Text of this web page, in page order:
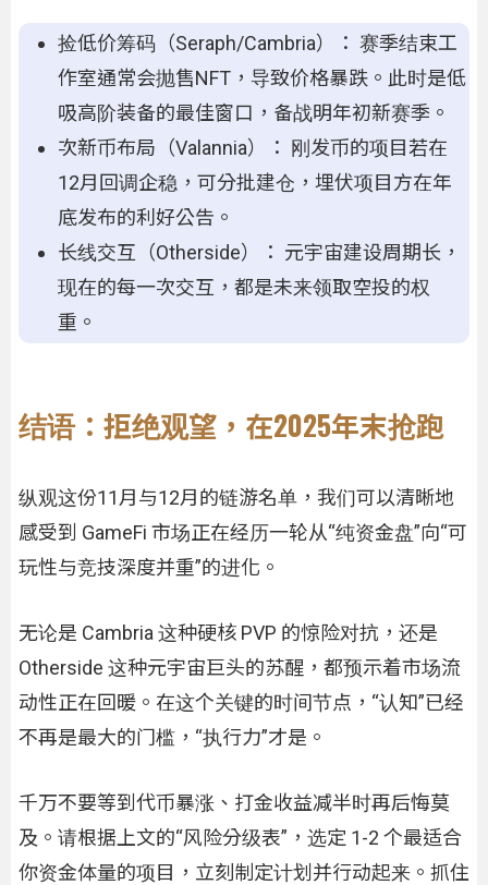
捡低价筹码（Seraph/Cambria）： 赛季结束工
作室通常会抛售NFT，导致价格暴跌。此时是低
吸高阶装备的最佳窗口，备战明年初新赛季。
次新币布局（Valannia）： 刚发币的项目若在
12月回调企稳，可分批建仓，埋伏项目方在年
底发布的利好公告。
长线交互（Otherside）： 元宇宙建设周期长，
现在的每一次交互，都是未来领取空投的权
重。
结语：拒绝观望，在2025年末抢跑
纵观这份11月与12月的链游名单，我们可以清晰地
感受到 GameFi 市场正在经历一轮从“纯资金盘”向“可
玩性与竞技深度并重”的进化。
无论是 Cambria 这种硬核 PVP 的惊险对抗，还是
Otherside 这种元宇宙巨头的苏醒，都预示着市场流
动性正在回暖。在这个关键的时间节点，“认知”已经
不再是最大的门槛，“执行力”才是。
千万不要等到代币暴涨、打金收益减半时再后悔莫
及。请根据上文的“风险分级表”，选定 1-2 个最适合
你资金体量的项目，立刻制定计划并行动起来。抓住